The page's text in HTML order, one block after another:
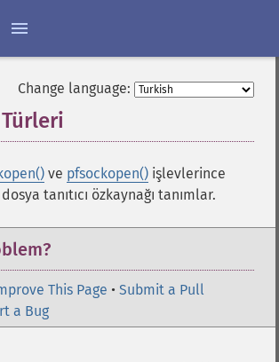
Change language:
ve pfsockopen() işlevlerince
tanıtıcı özkaynağı tanımlar.
This Page • Submit a Pull
a Bug